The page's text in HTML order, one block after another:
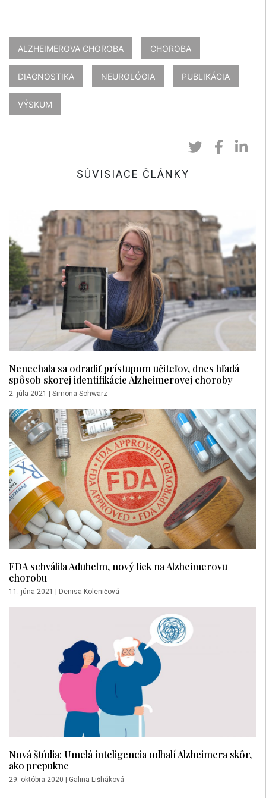
ALZHEIMEROVA CHOROBA CHOROBA
DIAGNOSTIKA NEUROLÓGIA PUBLIKÁCIA
VÝSKUM
SÚVISIACE ČLÁNKY
Nenechala sa odradiť prístupom učiteľov, dnes hľadá
spôsob skorej identifikácie Alzheimerovej choroby
2. júla 2021 | Simona Schwarz
FDA schválila Aduhelm, nový liek na Alzheimerovu
chorobu
11. júna 2021 Denisa Koleničová
Nová štúdia: Umelá inteligencia odhalí Alzheimera skôr,
ako prepukne
29. októbra 2020 Galina Lišháková